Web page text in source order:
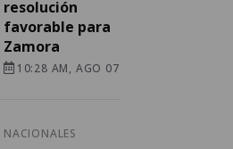
resolución
favorable para
Zamora
10:28 AM, AGO 07
NACIONALES